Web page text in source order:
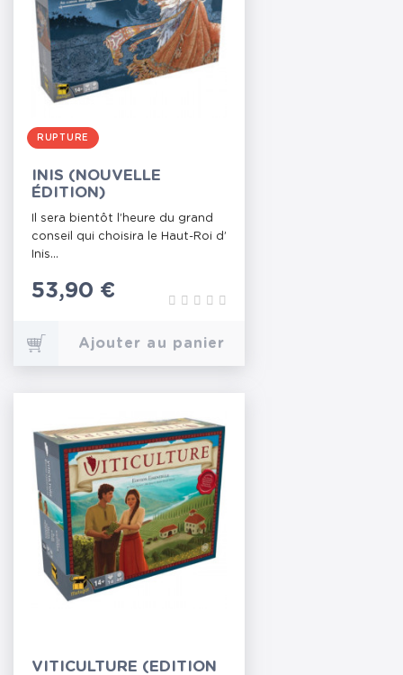
RUPTURE
INIS (NOUVELLE
ÉDITION)
Il sera bientôt l’heure du grand
conseil qui choisira le Haut-Roi d’
Inis...
Prix
53,90 €
Ajouter au panier
VITICULTURE (EDITION